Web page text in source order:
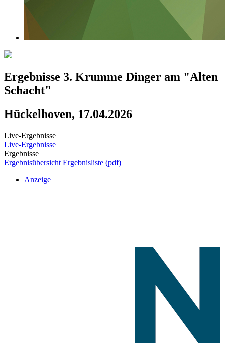
Ergebnisse 3. Krumme Dinger am "Alten
Schacht"
Hückelhoven, 17.04.2026
Live-Ergebnisse
Live-Ergebnisse
Ergebnisse
Ergebnisübersicht Ergebnisliste (pdf)
Anzeige